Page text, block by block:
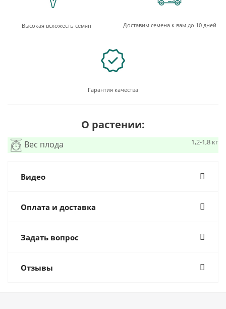
Высокая всхожесть семян Доставим семена к вам до 10 дней
Гарантия качества
О растении:
Вес плода 1,2-1,8 кг
Видео
Оплата и доставка
Задать вопрос
Отзывы